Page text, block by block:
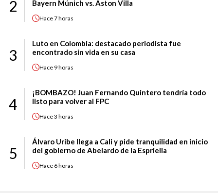
2
Bayern Múnich vs. Aston Villa
Hace7 horas
3
Luto en Colombia: destacado periodista fue
encontrado sin vida en su casa
Hace 9 horas
4
¡BOMBAZO! Juan Fernando Quintero tendría todo
listo para volver al FPC
Hace3 horas
5
Álvaro Uribe llega a Cali y pide tranquilidad en inicio
del gobierno de Abelardo de la Espriella
Hace 6 horas